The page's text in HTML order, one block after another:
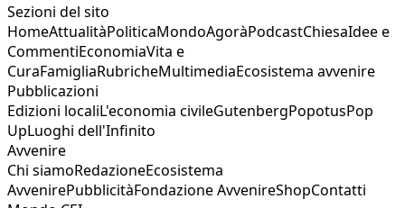
Sezioni del sito
HomeAttualitàPoliticaMondoAgoràPodcastChiesaIdee e
CommentiEconomiaVita e
CuraFamigliaRubricheMultimediaEcosistema avvenire
Pubblicazioni
Edizioni localiL'economia civileGutenbergPopotusPop
UpLuoghi dell'Infinito
Avvenire
Chi siamoRedazioneEcosistema
AvvenirePubblicitàFondazione AvvenireShopContatti